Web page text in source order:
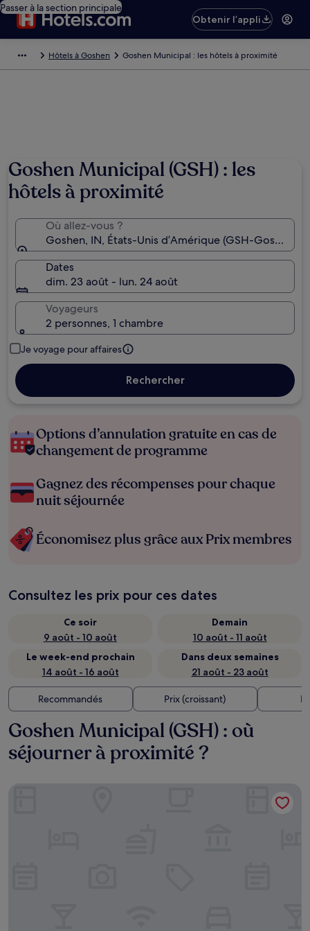
Passer à la section principale
Obtenir l’appli
Hôtels à Goshen Goshen Municipal : les hôtels à proximité
Goshen Municipal (GSH) : les
hôtels à proximité
Où allez-vous ?
Goshen, IN, États-Unis d’Amérique (GSH-Goshen
Dates
dim. 23 août - lun. 24 août
Voyageurs
2 personnes, 1 chambre
Je voyage pour affaires
Rechercher
Options d’annulation gratuite en cas de
changement de programme
Gagnez des récompenses pour chaque
nuit séjournée
Économisez plus grâce aux Prix membres
Consultez les prix pour ces dates
Ce soir
9 août - 10 août
Demain
10 août - 11 août
Le week-end prochain
14 août - 16 août
Dans deux semaines
21 août - 23 août
Recommandés Prix (croissant)
Goshen Municipal (GSH) : où
séjourner à proximité ?